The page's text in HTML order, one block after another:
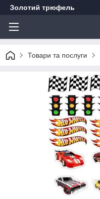
Золотий трюфель
Товари та послуги